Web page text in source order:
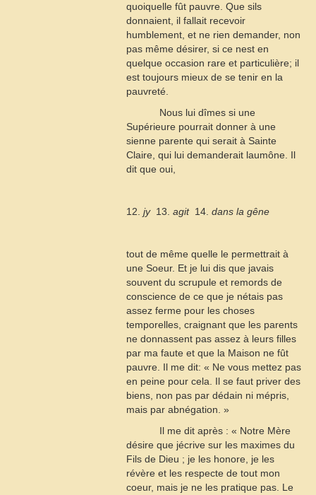
quoiquelle fût pauvre. Que sils
donnaient, il fallait recevoir
humblement, et ne rien demander, non
pas même désirer, si ce nest en
quelque occasion rare et particulière; il
est toujours mieux de se tenir en la
pauvreté.
Nous lui dîmes si une
Supérieure pourrait donner à une
sienne parente qui serait à Sainte
Claire, qui lui demanderait laumône. Il
dit que oui,
12. jy 13. agit 14. dans la gêne
tout de même quelle le permettrait à
une Soeur. Et je lui dis que javais
souvent du scrupule et remords de
conscience de ce que je nétais pas
assez ferme pour les choses
temporelles, craignant que les parents
ne donnassent pas assez à leurs filles
par ma faute et que la Maison ne fût
pauvre. Il me dit: « Ne vous mettez pas
en peine pour cela. Il se faut priver des
biens, non pas par dédain ni mépris,
mais par abnégation. »
Il me dit après : « Notre Mère
désire que jécrive sur les maximes du
Fils de Dieu ; je les honore, je les
révère et les respecte de tout mon
coeur, mais je ne les pratique pas. Le